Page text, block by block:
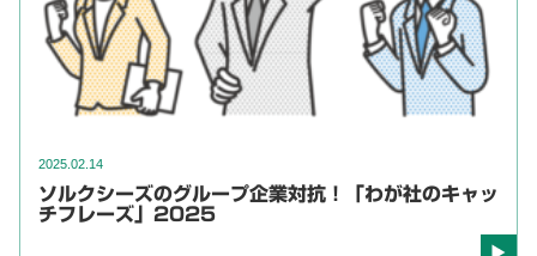
2025.02.14
ソルクシーズのグループ企業対抗！「わが社のキャッ
チフレーズ」2025